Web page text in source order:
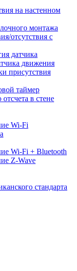
на настенном
монтажа
отсутствия с
датчика
движения
присутствия
таймер
в стене
Wi-Fi
Wi-Fi + Bluetooth
Z-Wave
стандарта